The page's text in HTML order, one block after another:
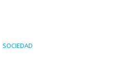
SOCIEDAD